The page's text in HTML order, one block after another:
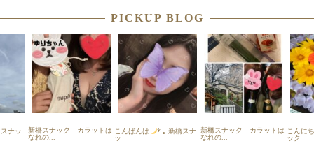
PICKUP BLOG
ナッ
新橋スナック カラットは
なれの...
こんばんは
*.｡ 新橋スナ
ッ...
新橋スナック カラットは
なれの...
こんに
ック ...